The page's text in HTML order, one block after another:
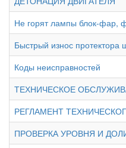
Не горят лампы блок-фар,
Быстрый износ протектора
Коды неисправностей
ТЕХНИЧЕСКОЕ
РЕГЛАМЕНТ
ПРОВЕРКА УРОВНЯ И